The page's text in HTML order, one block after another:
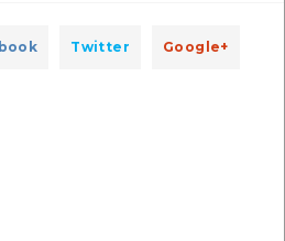
Twitter Google+